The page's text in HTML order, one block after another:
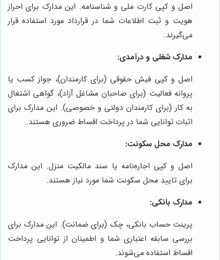
اصل و کپی کارت ملی و شناسنامه. این مدارک برای احراز
هویت و ثبت اطلاعات شما در قرارداد مورد استفاده قرار
می‌گیرند.
مدارک شغلی و درآمدی:
اصل و کپی فیش حقوقی (برای کارمندان)، جواز کسب یا
پروانه فعالیت (برای صاحبان مشاغل آزاد)، گواهی اشتغال
به کار (برای کارمندان دولتی و خصوصی). این مدارک برای
اثبات توانایی شما در پرداخت اقساط ضروری هستند.
مدارک محل سکونت:
اصل و کپی اجاره‌نامه یا سند مالکیت منزل. این مدارک
برای تایید محل سکونت شما مورد نیاز هستند.
مدارک بانکی:
پرینت حساب بانکی، چک (برای ضمانت). این مدارک برای
بررسی سابقه اعتباری شما و اطمینان از توانایی پرداخت
اقساط استفاده می‌شوند.